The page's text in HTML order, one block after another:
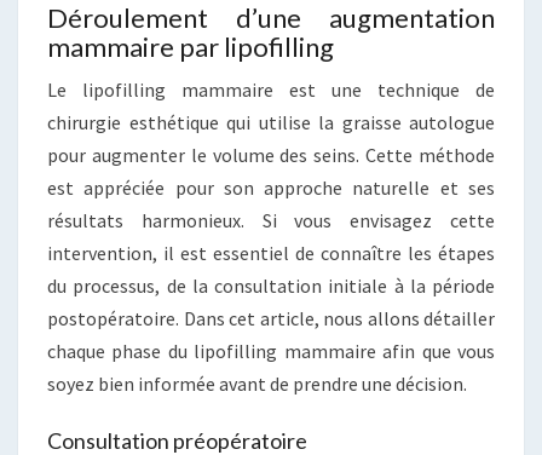
Déroulement d’une augmentation
mammaire par lipofilling
Le lipofilling mammaire est une technique de
chirurgie esthétique qui utilise la graisse autologue
pour augmenter le volume des seins. Cette méthode
est appréciée pour son approche naturelle et ses
résultats harmonieux. Si vous envisagez cette
intervention, il est essentiel de connaître les étapes
du processus, de la consultation initiale à la période
postopératoire. Dans cet article, nous allons détailler
chaque phase du lipofilling mammaire afin que vous
soyez bien informée avant de prendre une décision.
Consultation préopératoire